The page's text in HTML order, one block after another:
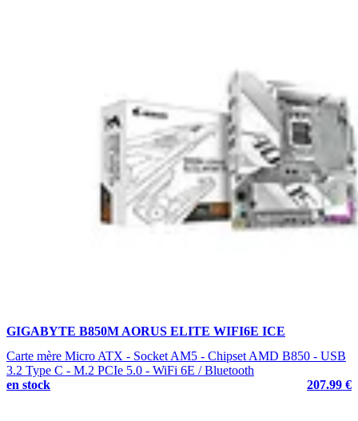
GIGABYTE B850M AORUS ELITE WIFI6E ICE
Carte mère Micro ATX - Socket AM5 - Chipset AMD B850 - USB
3.2 Type C - M.2 PCIe 5.0 - WiFi 6E / Bluetooth
en stock
207.99 €